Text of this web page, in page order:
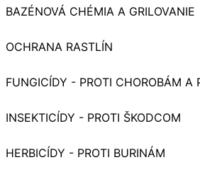
BAZÉNOVÁ CHÉMIA A GRILOVANIE
OCHRANA RASTLÍN
FUNGICÍDY - PROTI CHOROBÁM A
INSEKTICÍDY - PROTI ŠKODCOM
HERBICÍDY - PROTI BURINÁM